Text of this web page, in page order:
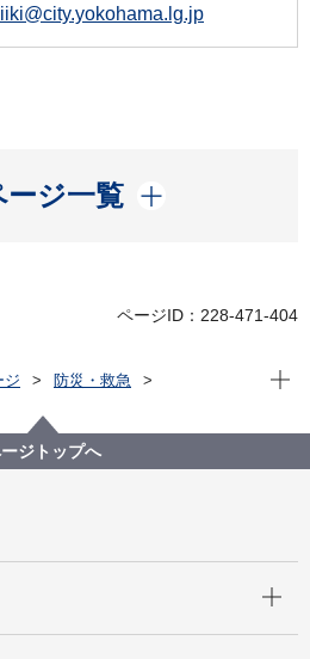
ージ一覧
開く
ページID：228-471-404
ジ
防災・救急
助）
ましょう
品一覧
現在
ジトップへ